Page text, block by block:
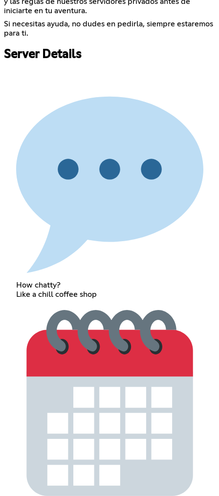
y las reglas de nuestros servidores privados antes de
iniciarte en tu aventura.
Si necesitas ayuda, no dudes en pedirla, siempre estaremos
para ti.
Server Details
How chatty?
Like a chill coffee shop